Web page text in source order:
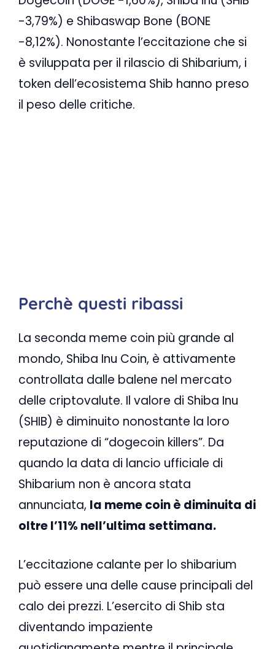
-3,79%) e Shibaswap Bone (BONE
-8,12%). Nonostante l’eccitazione che si
è sviluppata per il rilascio di Shibarium, i
token dell’ecosistema Shib hanno preso
il peso delle critiche.
Perchè questi ribassi
La seconda meme coin più grande al
mondo, Shiba Inu Coin, è attivamente
controllata dalle balene nel mercato
delle criptovalute. Il valore di Shiba Inu
(SHIB) è diminuito nonostante la loro
reputazione di “dogecoin killers”. Da
quando la data di lancio ufficiale di
Shibarium non è ancora stata
annunciata, la meme coin è diminuita di
oltre l’11% nell’ultima settimana.
L’eccitazione calante per lo shibarium
può essere una delle cause principali del
calo dei prezzi. L’esercito di Shib sta
diventando impaziente